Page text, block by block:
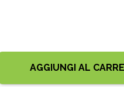
AGGIUNGI AL